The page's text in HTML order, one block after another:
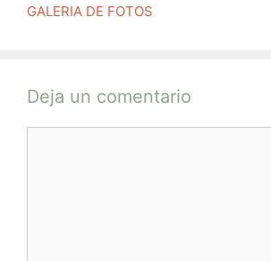
GALERIA DE FOTOS
Deja un comentario